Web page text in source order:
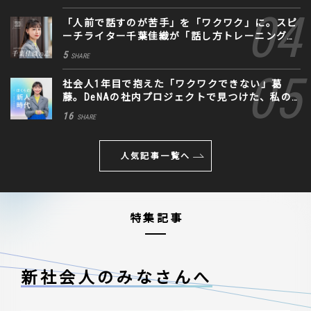
「人前で話すのが苦手」を「ワクワク」に。スピ
ーチライター千葉佳織が「話し方トレーニング」
に込めた思い
5 SHARE
社会人1年目で抱えた「ワクワクできない」葛
藤。DeNAの社内プロジェクトで見つけた、私の
生きる道
16 SHARE
人気記事一覧へ
特集記事
新社会人のみなさんへ